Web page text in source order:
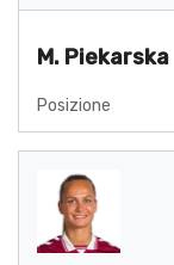
M. Piekarska
Posizione